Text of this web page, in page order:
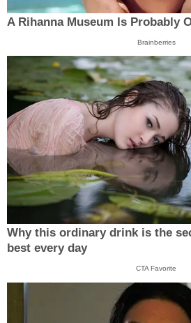
A Rihanna Museum Is Probably
Brainberries
Why this ordinary drink is the
best every day
CTA Favorite